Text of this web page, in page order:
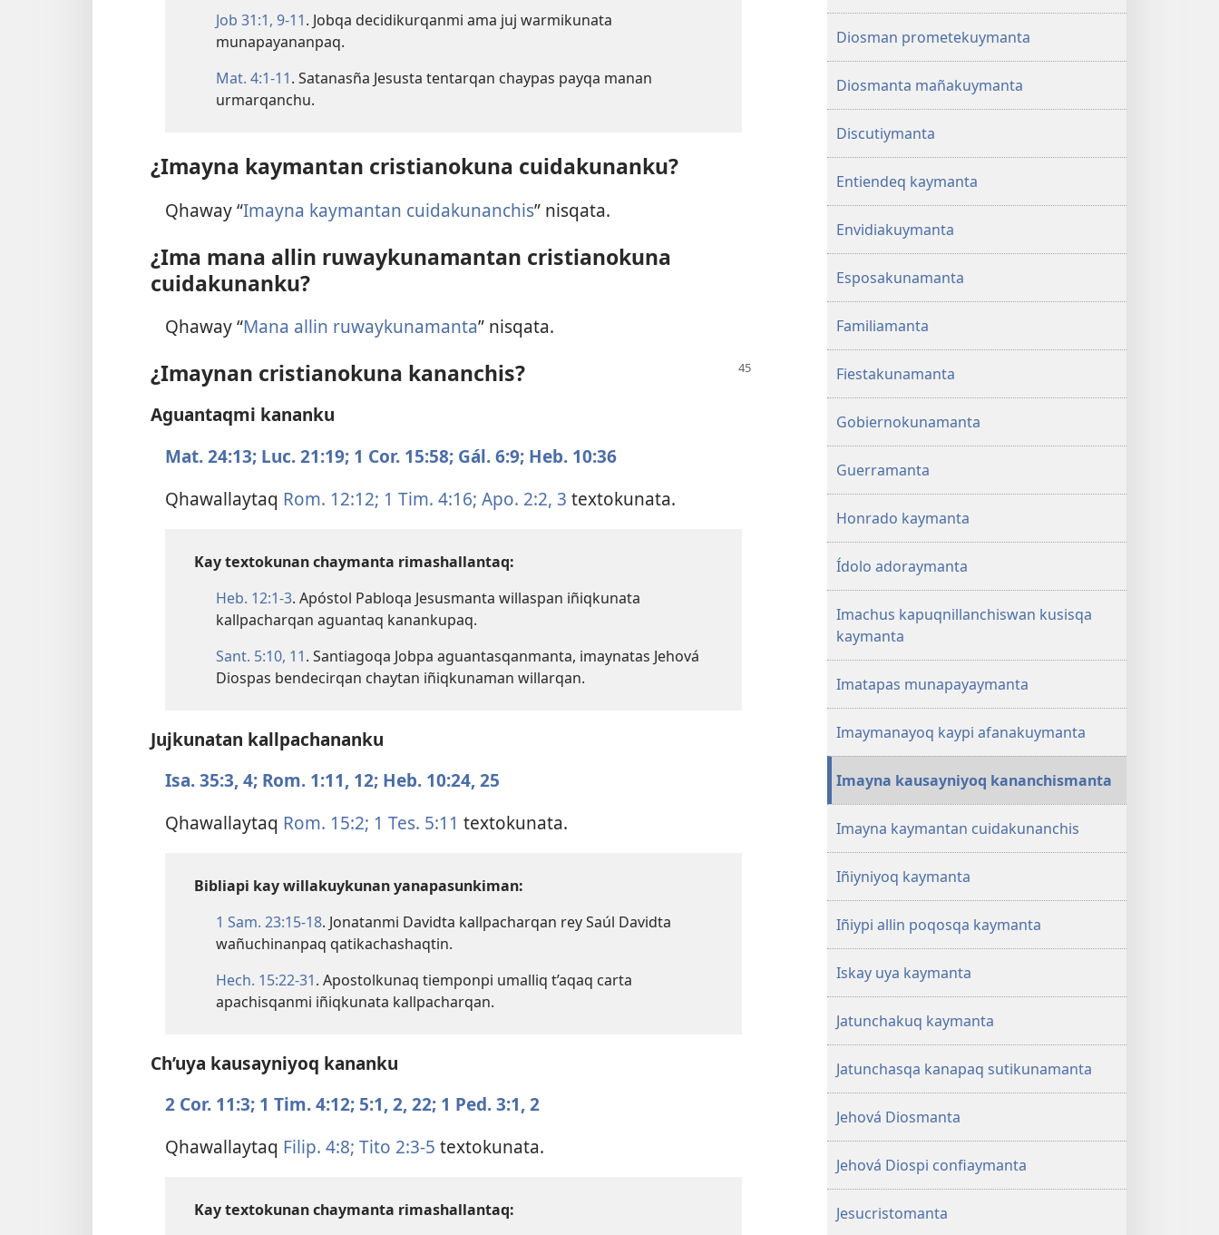
Job 31:​1, 9-11. Jobqa decidikurqanmi ama juj warmikunata
munapayananpaq.
Mat. 4:​1-11. Satanasña Jesusta tentarqan chaypas payqa manan
urmarqanchu.
¿Imayna kaymantan cristianokuna cuidakunanku?
Qhaway “Imayna kaymantan cuidakunanchis” nisqata.
¿Ima mana allin ruwaykunamantan cristianokuna
cuidakunanku?
Qhaway “Mana allin ruwaykunamanta” nisqata.
¿Imaynan cristianokuna kananchis?
Aguantaqmi kananku
Mat. 24:13; Luc. 21:19; 1 Cor. 15:58; Gál. 6:9; Heb. 10:36
Qhawallaytaq Rom. 12:12; 1 Tim. 4:16; Apo. 2:​2, 3 textokunata.
Kay textokunan chaymanta rimashallantaq:
Heb. 12:​1-3. Apóstol Pabloqa Jesusmanta willaspan iñiqkunata
kallpacharqan aguantaq kanankupaq.
Sant. 5:​10, 11. Santiagoqa Jobpa aguantasqanmanta, imaynatas Jehová
Diospas bendecirqan chaytan iñiqkunaman willarqan.
Jujkunatan kallpachananku
Isa. 35:​3, 4; Rom. 1:​11, 12; Heb. 10:​24, 25
Qhawallaytaq Rom. 15:2; 1 Tes. 5:11 textokunata.
Bibliapi kay willakuykunan yanapasunkiman:
1 Sam. 23:​15-18. Jonatanmi Davidta kallpacharqan rey Saúl Davidta
wañuchinanpaq qatikachashaqtin.
Hech. 15:​22-31. Apostolkunaq tiemponpi umalliq t’aqaq carta
apachisqanmi iñiqkunata kallpacharqan.
Ch’uya kausayniyoq kananku
2 Cor. 11:3; 1 Tim. 4:12; 5:​1, 2,22; 1 Ped. 3:​1, 2
Qhawallaytaq Filip. 4:8; Tito 2:​3-5 textokunata.
Kay textokunan chaymanta rimashallantaq:
Diosman prometekuymanta
Diosmanta mañakuymanta
Discutiymanta
Entiendeq kaymanta
Envidiakuymanta
Esposakunamanta
Familiamanta
Fiestakunamanta
Gobiernokunamanta
Guerramanta
Honrado kaymanta
Ídolo adoraymanta
Imachus kapuqnillanchiswan kusisqa
kaymanta
Imatapas munapayaymanta
Imaymanayoq kaypi afanakuymanta
Imayna kausayniyoq kananchismanta
Imayna kaymantan cuidakunanchis
Iñiyniyoq kaymanta
Iñiypi allin poqosqa kaymanta
Iskay uya kaymanta
Jatunchakuq kaymanta
Jatunchasqa kanapaq sutikunamanta
Jehová Diosmanta
Jehová Diospi confiaymanta
Jesucristomanta